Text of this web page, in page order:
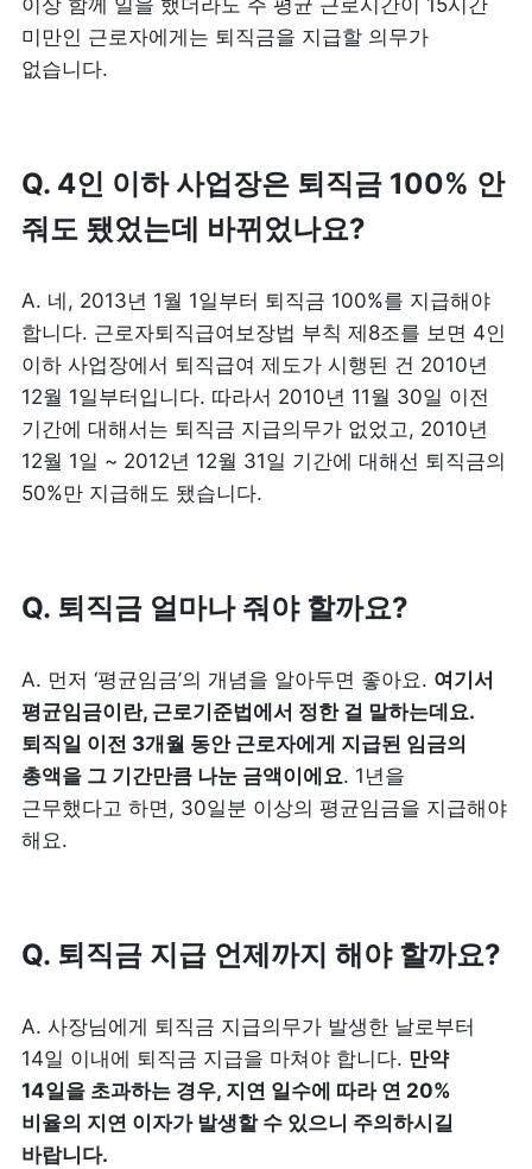
이상 함께 일을 했더라도 주 평균 근로시간이 15시간
미만인 근로자에게는 퇴직금을 지급할 의무가
없습니다.
Q. 4인 이하 사업장은 퇴직금 100% 안
줘도 됐었는데 바뀌었나요?
A. 네, 2013년 1월 1일부터 퇴직금 100%를 지급해야
합니다. 근로자퇴직급여보장법 부칙 제8조를 보면 4인
이하 사업장에서 퇴직급여 제도가 시행된 건 2010년
12월 1일부터입니다. 따라서 2010년 11월 30일 이전
기간에 대해서는 퇴직금 지급의무가 없었고, 2010년
12월 1일 ~ 2012년 12월 31일 기간에 대해선 퇴직금의
50%만 지급해도 됐습니다.
Q. 퇴직금 얼마나 줘야 할까요?
A. 먼저 ‘평균임금’의 개념을 알아두면 좋아요. 여기서
평균임금이란, 근로기준법에서 정한 걸 말하는데요.
퇴직일 이전 3개월 동안 근로자에게 지급된 임금의
총액을 그 기간만큼 나눈 금액이에요. 1년을
근무했다고 하면, 30일분 이상의 평균임금을 지급해야
해요.
Q. 퇴직금 지급 언제까지 해야 할까요?
A. 사장님에게 퇴직금 지급의무가 발생한 날로부터
14일 이내에 퇴직금 지급을 마쳐야 합니다. 만약
14일을 초과하는 경우, 지연 일수에 따라 연 20%
비율의 지연 이자가 발생할 수 있으니 주의하시길
바랍니다.